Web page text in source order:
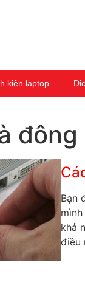
kiện laptop
đông
Bạn
khả
điều